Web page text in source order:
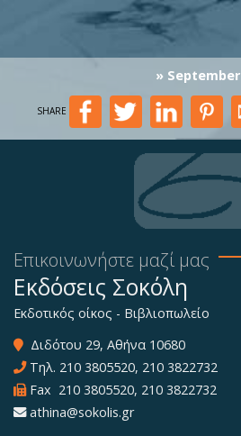
» September
SHARE
Επικοινωνήστε μαζί μας
Εκδόσεις Σοκόλη
Εκδοτικός οίκος - Βιβλιοπωλείο
Διδότου 29, Αθήνα 10680
Τηλ. 210 3805520, 210 3822732
Fax 210 3805520, 210 3822732
athina@sokolis.gr